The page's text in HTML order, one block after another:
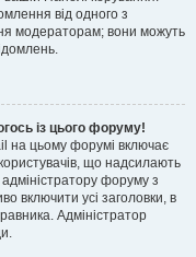
від одного з
модераторам; вони можуть
із цього форуму!
на цьому форумі включає
що надсилають
форуму з
включити усі заголовки, в
Адміністратор